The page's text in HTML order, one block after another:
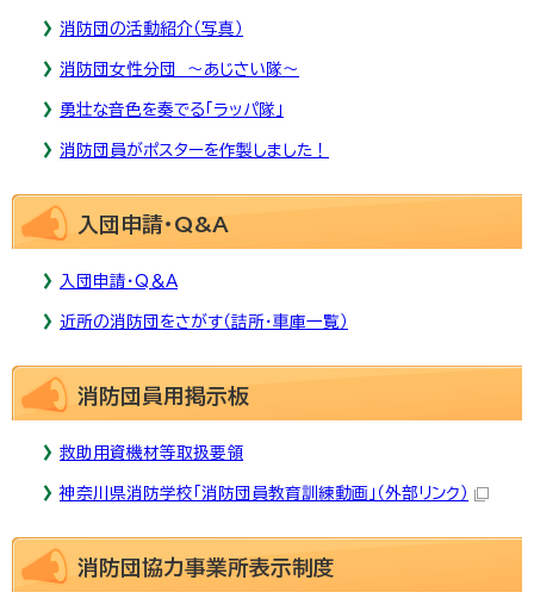
消防団の活動紹介（写真）
消防団女性分団 ～あじさい隊～
勇壮な音色を奏でる「ラッパ隊」
消防団員がポスターを作製しました！
入団申請・Q&A
入団申請・Q＆A
近所の消防団をさがす（詰所・車庫一覧）
消防団員用掲示板
救助用資機材等取扱要領
神奈川県消防学校「消防団員教育訓練動画」 （外部リンク）
消防団協力事業所表示制度